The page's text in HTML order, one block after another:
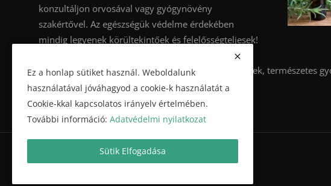
konzultáljon orvosával vagy gyógynövény
szakértővel. Az egészségük védelme érdekében
mindig legyenek körültekintőek és felelősségteljesek!
gyógynövény, gyógynövények, természetes
Copyright © 2024 Gyógynövénykereső.hu
Ez a honlap sütiket használ. Weboldalunk
használatával jóváhagyod a cookie-k használatát a
Cookie-kkal kapcsolatos irányelv értelmében.
További információ: Adatvédelmi nyilatkozat
Sütik Elfogadása